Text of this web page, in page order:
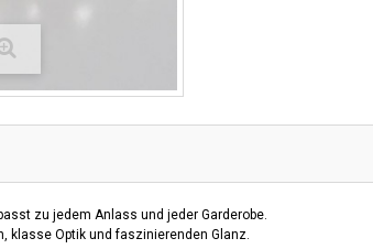
zu jedem Anlass und jeder Garderobe.
klasse Optik und faszinierenden Glanz.